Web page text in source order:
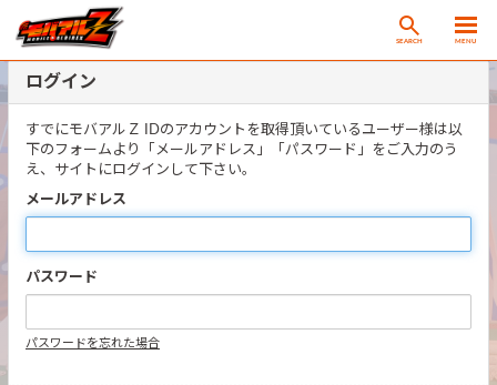
SEARCH MENU
ログイン
すでにモバアルＺ IDのアカウントを取得頂いているユーザー様は以
下のフォームより「メールアドレス」「パスワード」をご入力のう
え、サイトにログインして下さい。
メールアドレス
パスワード
パスワードを忘れた場合